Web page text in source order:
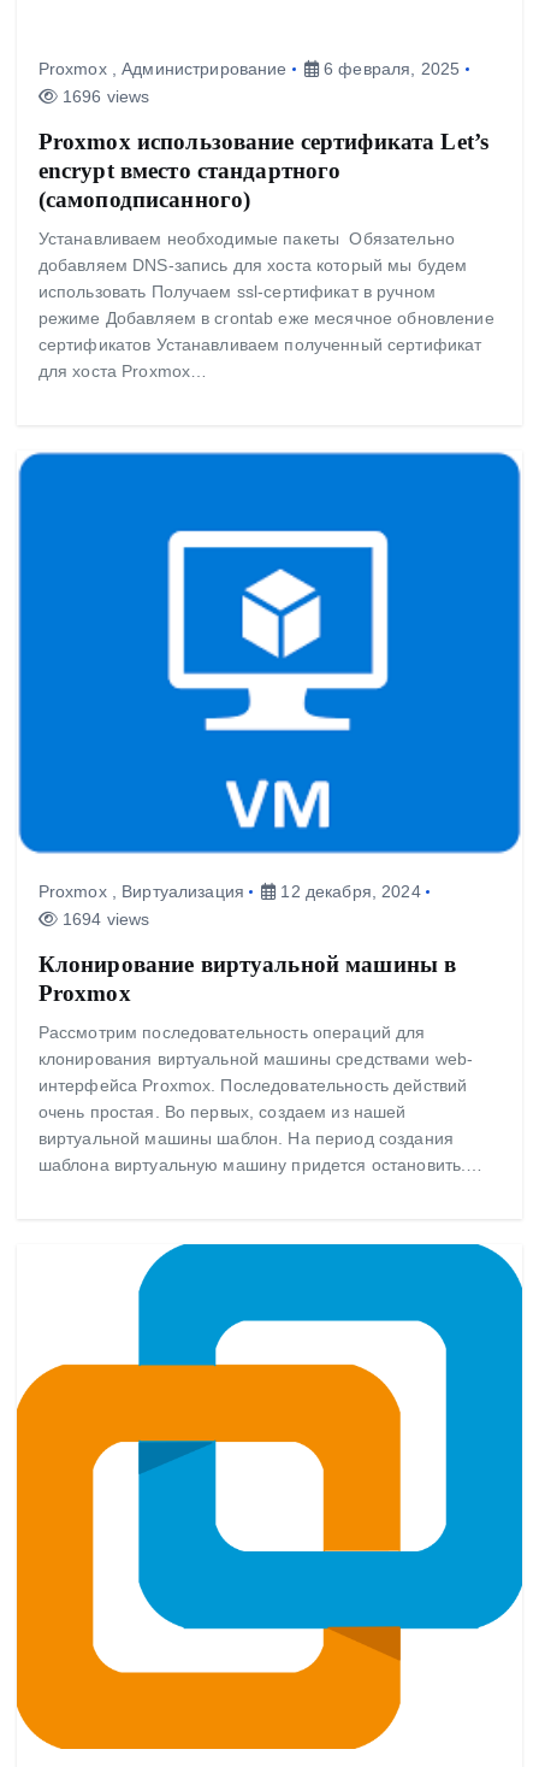
Proxmox,Администрирование
6 февраля, 2025
1696 views
Proxmox использование сертификата Let’s
encrypt вместо стандартного
(самоподписанного)
Устанавливаем необходимые пакеты Обязательно
добавляем DNS-запись для хоста который мы будем
использовать Получаем ssl-сертификат в ручном
режиме Добавляем в crontab еже месячное обновление
сертификатов Устанавливаем полученный сертификат
для хоста Proxmox…
Proxmox, Виртуализация
12 декабря, 2024
1694 views
Клонирование виртуальной машины в
Proxmox
Рассмотрим последовательность операций для
клонирования виртуальной машины средствами web-
интерфейса Proxmox. Последовательность действий
очень простая. Во первых, создаем из нашей
виртуальной машины шаблон. На период создания
шаблона виртуальную машину придется остановить.…